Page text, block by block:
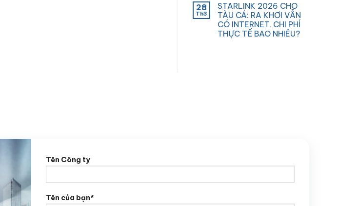
28
Th3
STARLINK 2026 CHO
TÀU CÁ: RA KHƠI VẪN
CÓ INTERNET, CHI PHÍ
THỰC TẾ BAO NHIÊU?
Tên Công ty
Tên của bạn*